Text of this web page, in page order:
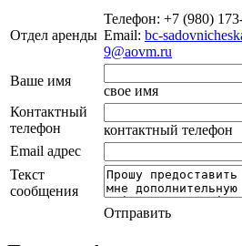
Отдел аренды
Телефон: +7 (980)
Email: bc-
9@aovm.ru
Ваше имя
свое имя
Контактный
телефон
контактный телефон
Email адрес
Текст
сообщения
Отправить